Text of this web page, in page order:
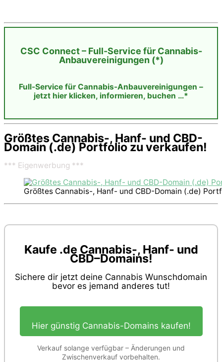
CSC Connect – Full-Service für Cannabis-
Anbauvereinigungen (*)
Full-Service für Cannabis-Anbauvereinigungen –
jetzt hier klicken, informieren, buchen …*
Größtes Cannabis-, Hanf- und CBD-
Domain (.de) Portfolio zu verkaufen!
*** Eigenwerbung ***
Größtes Cannabis-, Hanf- und CBD-Domain (.de)
Kaufe .de Cannabis-, Hanf- und
CBD–Domains!
Sichere dir jetzt deine Cannabis Wunschdomain
bevor es jemand anderes tut!
Hier günstig Cannabis-Domains kaufen!
Verkauf solange verfügbar – Änderungen und
Zwischenverkauf vorbehalten.